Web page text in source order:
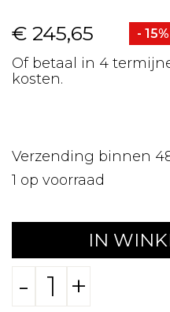
€ 245,65 - 15%
Of betaal in 4
kosten.
Verzending binnen
1 op voorraad
IN
- +